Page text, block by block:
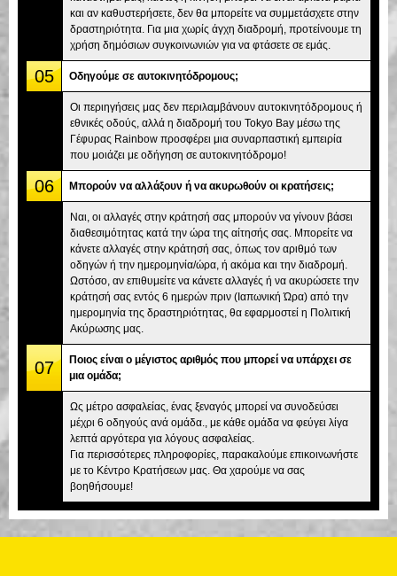
και αν καθυστερήσετε, δεν θα μπορείτε να συμμετάσχετε στην
δραστηριότητα. Για μια χωρίς άγχη διαδρομή, προτείνουμε τη
χρήση δημόσιων συγκοινωνιών για να φτάσετε σε εμάς.
05 Οδηγούμε σε αυτοκινητόδρομους;
Οι περιηγήσεις μας δεν περιλαμβάνουν αυτοκινητόδρομους ή
εθνικές οδούς, αλλά η διαδρομή του Tokyo Bay μέσω της
Γέφυρας Rainbow προσφέρει μια συναρπαστική εμπειρία
που μοιάζει με οδήγηση σε αυτοκινητόδρομο!
06 Μπορούν να αλλάξουν ή να ακυρωθούν οι κρατήσεις;
Ναι, οι αλλαγές στην κράτησή σας μπορούν να γίνουν βάσει
διαθεσιμότητας κατά την ώρα της αίτησής σας. Μπορείτε να
κάνετε αλλαγές στην κράτησή σας, όπως τον αριθμό των
οδηγών ή την ημερομηνία/ώρα, ή ακόμα και την διαδρομή.
Ωστόσο, αν επιθυμείτε να κάνετε αλλαγές ή να ακυρώσετε την
κράτησή σας εντός 6 ημερών πριν (Ιαπωνική Ώρα) από την
ημερομηνία της δραστηριότητας, θα εφαρμοστεί η Πολιτική
Ακύρωσης μας.
07
Ποιος είναι ο μέγιστος αριθμός που μπορεί να υπάρχει σε
μια ομάδα;
Ως μέτρο ασφαλείας, ένας ξεναγός μπορεί να συνοδεύσει
μέχρι 6 οδηγούς ανά ομάδα., με κάθε ομάδα να φεύγει λίγα
λεπτά αργότερα για λόγους ασφαλείας.
Για περισσότερες πληροφορίες, παρακαλούμε επικοινωνήστε
με το Κέντρο Κρατήσεων μας. Θα χαρούμε να σας
βοηθήσουμε!